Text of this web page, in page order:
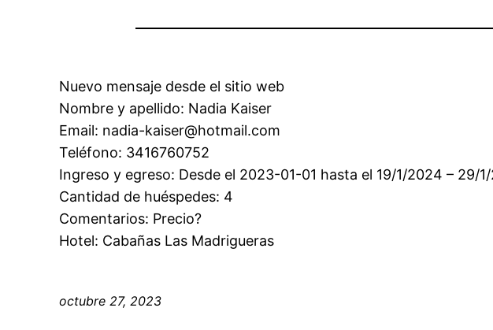
Nuevo mensaje desde el sitio web
Nombre y apellido: Nadia Kaiser
Email: nadia-kaiser@hotmail.com
Teléfono: 3416760752
Ingreso y egreso: Desde el 2023-01-01 hasta el 19/1/2024 – 29/
Cantidad de huéspedes: 4
Comentarios: Precio?
Hotel: Cabañas Las Madrigueras
octubre 27, 2023